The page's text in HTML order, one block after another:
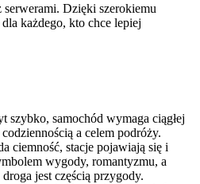
Dzięki szerokiemu
każdego, kto chce lepiej
samochód wymaga ciągłej
a celem podróży.
ciemność, stacje pojawiają się i
wygody, romantyzmu, a
jest częścią przygody.